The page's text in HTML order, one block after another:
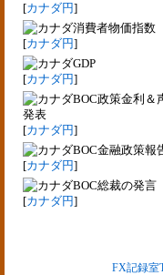
[カナダ円]
消費者物価指数
[カナダ円]
GDP
[カナダ円]
BOC政策金利＆
発表
[カナダ円]
BOC金融政策報
[カナダ円]
BOC総裁の発言
[カナダ円]
FX記録室